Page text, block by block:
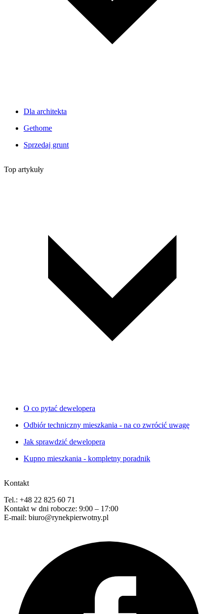
Dla architekta
Gethome
Sprzedaj grunt
Top artykuły
O co pytać dewelopera
Odbiór techniczny mieszkania - na co zwrócić uwagę
Jak sprawdzić dewelopera
Kupno mieszkania - kompletny poradnik
Kontakt
Tel.: +48 22 825 60 71
Kontakt w dni robocze: 9:00 – 17:00
E-mail: biuro@rynekpierwotny.pl